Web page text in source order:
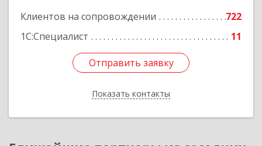
Клиентов на сопровождении
722
1С:Специалист
11
Отправить заявку
Показать контакты
Подробнее
Отправить заявку
Назад